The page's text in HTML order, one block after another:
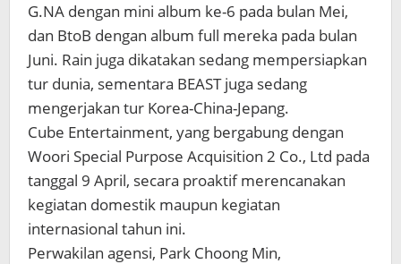
G.NA dengan mini album ke-6 pada bulan Mei,
dan BtoB dengan album full mereka pada bulan
Juni. Rain juga dikatakan sedang mempersiapkan
tur dunia, sementara BEAST juga sedang
mengerjakan tur Korea-China-Jepang.
Cube Entertainment, yang bergabung dengan
Woori Special Purpose Acquisition 2 Co., Ltd pada
tanggal 9 April, secara proaktif merencanakan
kegiatan domestik maupun kegiatan
internasional tahun ini.
Perwakilan agensi, Park Choong Min,